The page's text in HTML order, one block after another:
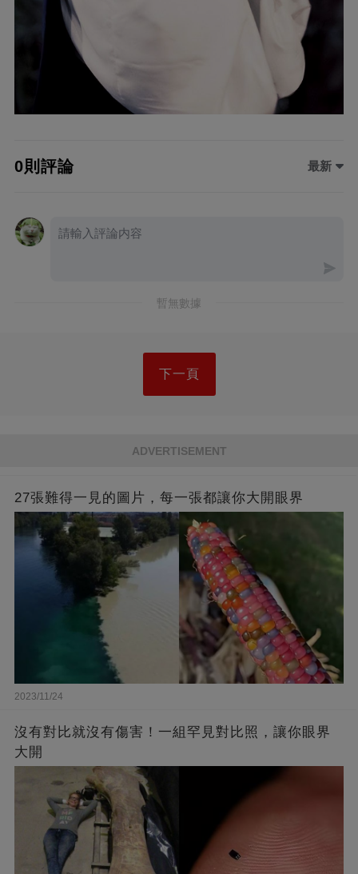
0則評論 最新
暫無數據
下一頁
ADVERTISEMENT
27張難得一見的圖片，每一張都讓你大開眼界
2023/11/24
沒有對比就沒有傷害！一組罕見對比照，讓你眼界
大開